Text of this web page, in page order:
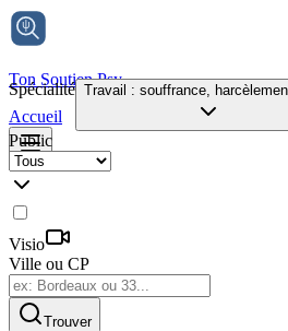
Ton Soutien Psy
Accueil
Spécialité Travail : souffrance,
Public
Visio
Ville ou CP
Trouver